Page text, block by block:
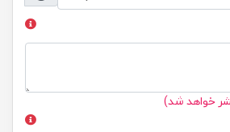
خواهد شد)